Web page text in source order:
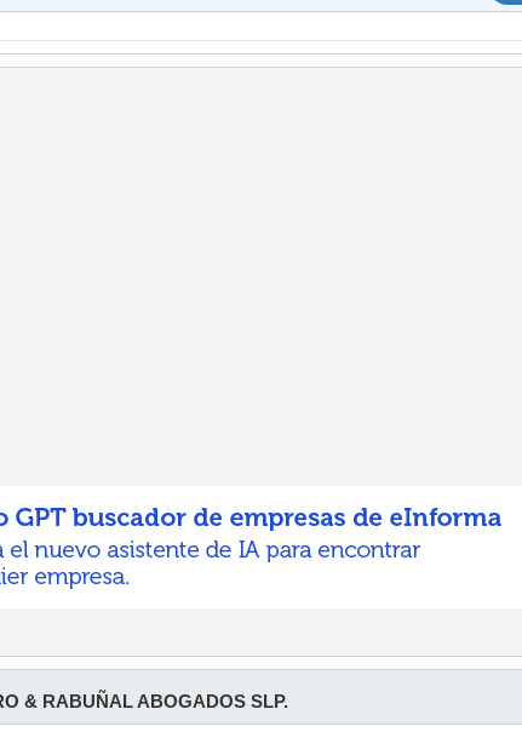
& RABUÑAL ABOGADOS SLP.